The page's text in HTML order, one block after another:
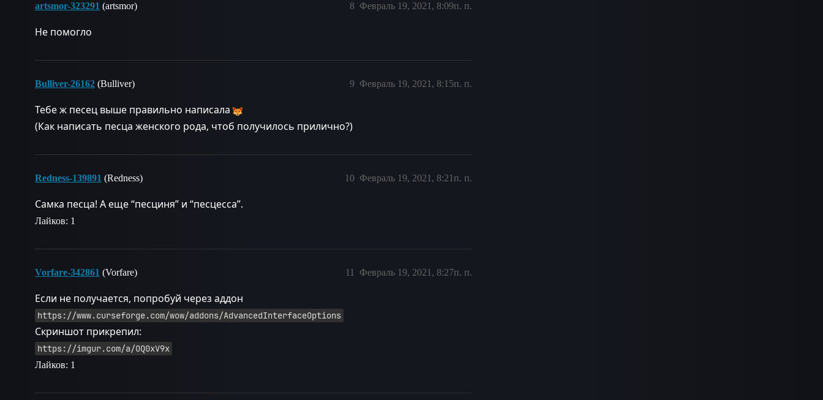
artsmor-323291 (artsmor) Февраль 19, 2021, 8:09п. п.
8
Не помогло
Bulliver-26162 (Bulliver) Февраль 19, 2021, 8:15п. п.
9
Тебе ж песец выше правильно написала
(Как написать песца женского рода, чтоб получилось прилично?)
Redness-139891 (Redness) Февраль 19, 2021, 8:21п. п.
10
Самка песца! А еще “песциня” и “песцесса”.
Лайков: 1
Vorfare-342861 (Vorfare) Февраль 19, 2021, 8:27п. п.
11
Если не получается, попробуй через аддон
https://www.curseforge.com/wow/addons/AdvancedInterfaceOptions
Скриншот прикрепил:
https://imgur.com/a/OQ0xV9x
Лайков: 1